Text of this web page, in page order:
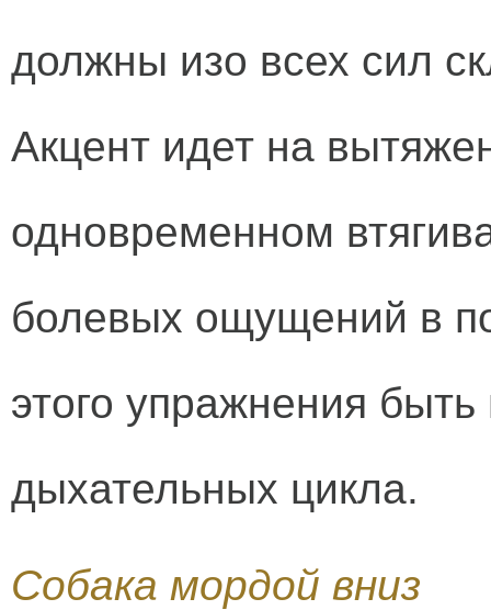
должны изо всех сил
Акцент идет на
одновременном
болевых ощущений в
этого упражнения
дыхательных цикла.
Собака мордой вниз